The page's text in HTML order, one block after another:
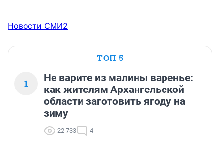
Новости СМИ2
ТОП 5
1
Не варите из малины варенье:
как жителям Архангельской
области заготовить ягоду на
зиму
22 733 4